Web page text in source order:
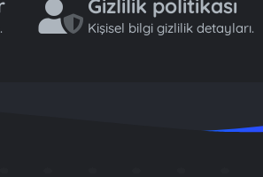
Gizlilik politikası
Kişisel bilgi gizlilik detayları.